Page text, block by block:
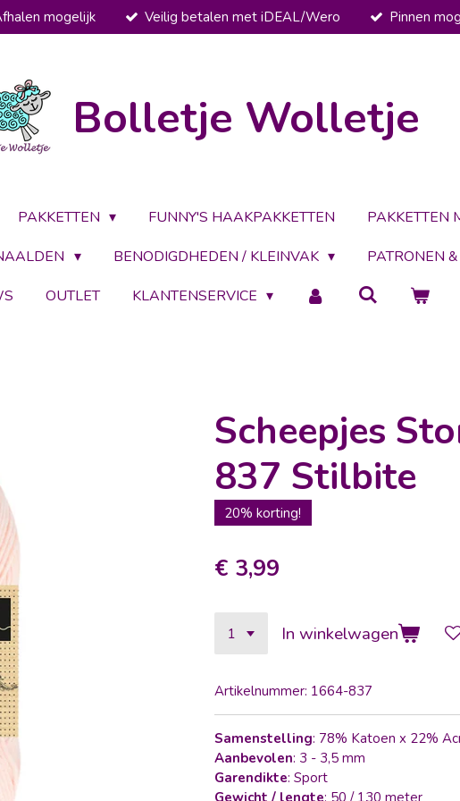
mogelijk Veilig betalen met iDEAL/Wero Pinnen
Bolletje Wolletje
PAKKETTEN FUNNY'S HAAKPAKKETTEN
PAKKETTEN
BENODIGDHEDEN / KLEINVAK PATRONEN
OUTLET KLANTENSERVICE
Scheepjes
837 Stilbite
20% korting!
€ 3,99
In winkelwagen
Artikelnummer: 1664-837
Samenstelling: 78% Katoen x 22%
Aanbevolen: 3 - 3,5 mm
Garendikte: Sport